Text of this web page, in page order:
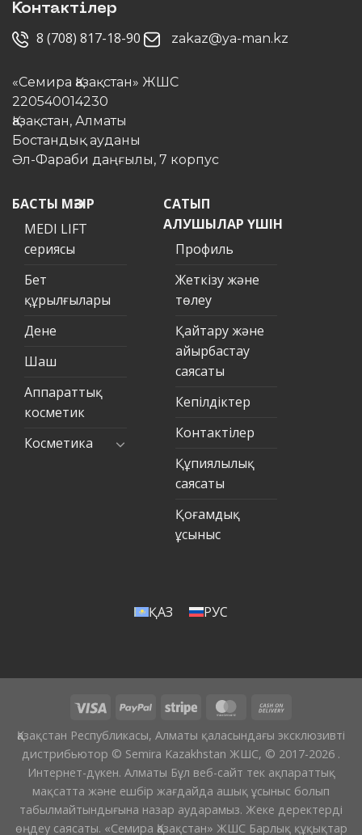
Контактілер
8 (708) 817-18-90 zakaz@ya-man.kz
«Семира Қазақстан» ЖШС
220540014230
Қазақстан, Алматы
Бостандық ауданы
Әл-Фараби даңғылы, 7 корпус
БАСТЫ МӘЗІР
MEDI LIFT
сериясы
Бет
құрылғылары
Дене
Шаш
Аппараттық
косметик
Косметика
САТЫП
АЛУШЫЛАР ҮШІН
Профиль
Жеткізу және
төлеу
Қайтару және
айырбастау
саясаты
Кепілдіктер
Контактілер
Құпиялылық
саясаты
Қоғамдық
ұсыныс
ҚАЗ РУС
Қазақстан Республикасы, Алматы қаласындағы эксклюзивті
дистрибьютор © Semira Kazakhstan ЖШС, © 2017-2026 .
Интернет-дүкен. Алматы Бұл веб-сайт тек ақпараттық
мақсатта және ешбір жағдайда ашық ұсыныс болып
табылмайтындығына назар аударамыз. Жеке деректерді
өңдеу саясаты. «Семира Қазақстан» ЖШС Барлық құқықтар